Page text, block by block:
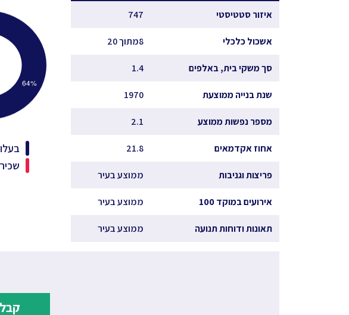
איזור סטטיסטי 747
אשכול כלכלי 8מתוך 20
סך משקי בית, באלפים 1.4
שנת בנייה ממוצעת 1970
מספר נפשות ממוצע 2.1
אחוז אקדמאים 21.8
פריצות וגניבות ממוצע בעיר
אירועים במוקד 100 ממוצע בעיר
תאונות ודוחות תנועה ממוצע בעיר